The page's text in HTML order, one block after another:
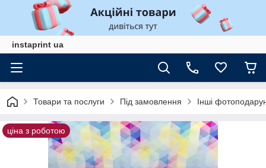
instaprint ua
Товари та послуги Під замовлення Інші
ціна з роботою